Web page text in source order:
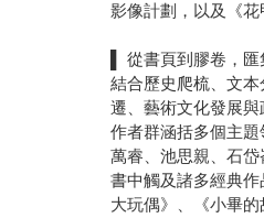
影像計劃，以及《花
▌ 從書頁到膠卷，
結合歷史爬梳、文
遷、藝術文化發展與
作者群涵括多個主
萬睿、池思親、石
書中觸及諸多經典
大玩偶》、《小畢